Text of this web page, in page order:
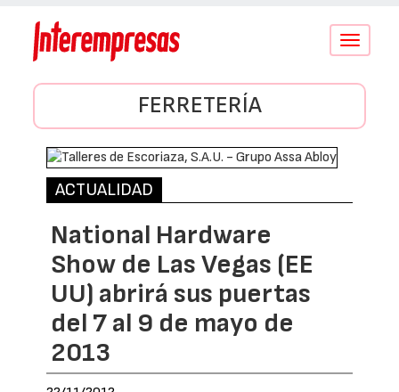
Conmutar
FERRETERÍA
ACTUALIDAD
National Hardware
Show de Las Vegas (EE
UU) abrirá sus puertas
del 7 al 9 de mayo de
2013